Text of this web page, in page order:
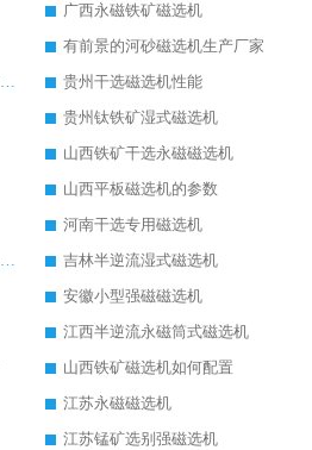
广西永磁铁矿磁选机
有前景的河砂磁选机生产厂家
什么牌子的河砂磁选机选矿效果好
贵州干选磁选机性能
贵州钛铁矿湿式磁选机
山西铁矿干选永磁磁选机
山西平板磁选机的参数
河南干选专用磁选机
贵州矿山用干选磁选机怎样调磁
吉林半逆流湿式磁选机
安徽小型强磁磁选机
江西半逆流永磁筒式磁选机
山西铁矿磁选机如何配置
江苏永磁磁选机
江苏锰矿选别强磁选机